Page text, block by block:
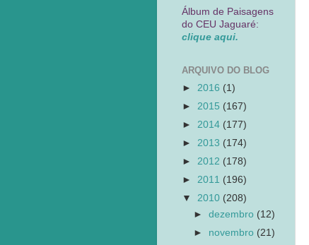
Álbum de Paisagens
do CEU Jaguaré:
clique aqui.
ARQUIVO DO BLOG
► 2016 (1)
► 2015 (167)
► 2014 (177)
► 2013 (174)
► 2012 (178)
► 2011 (196)
▼ 2010 (208)
►dezembro (12)
► novembro (21)